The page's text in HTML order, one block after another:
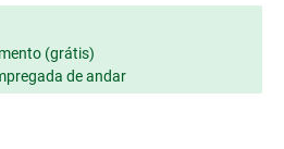
(grátis)
de andar